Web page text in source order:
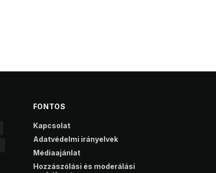
FONTOS
Kapcsolat
Adatvédelmi irányelvek
Médiaajánlat
Hozzászólási és moderálási